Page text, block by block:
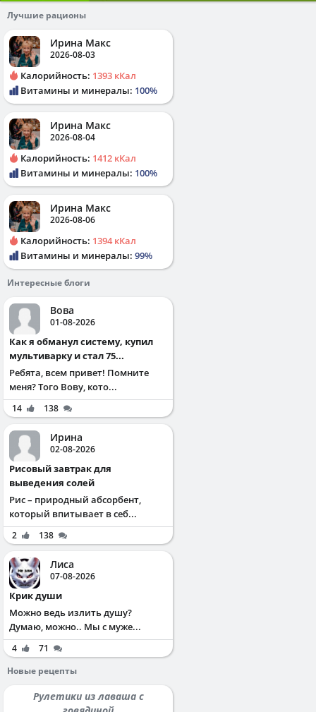
Лучшие рационы
Ирина Макс
2026-08-03
Калорийность: 1393 кКал
Витамины и минералы: 100%
Ирина Макс
2026-08-04
Калорийность: 1412 кКал
Витамины и минералы: 100%
Ирина Макс
2026-08-06
Калорийность: 1394 кКал
Витамины и минералы: 99%
Интересные блоги
Вова
01-08-2026
Как я обманул систему, купил
мультиварку и стал 75...
Ребята, всем привет! Помните
меня? Того Вову, кото...
14 138
Ирина
02-08-2026
Рисовый завтрак для
выведения солей
Рис – природный абсорбент,
который впитывает в себ...
2 138
Лиса
07-08-2026
Крик души
Можно ведь излить душу?
Думаю, можно.. Мы с муже...
4
71
Новые рецепты
Рулетики из лаваша с